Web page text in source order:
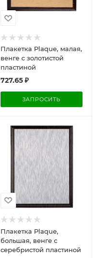
Плакетка Plaque, малая,
венге с золотистой
пластиной
727.65₽
ЗАПРОСИТЬ
Плакетка Plaque,
большая, венге с
серебристой пластиной